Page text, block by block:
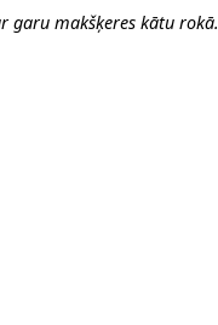
garu makšķeres kātu rokā.